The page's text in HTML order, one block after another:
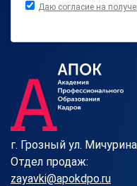
Даю согласие на
г. Грозный ул.
Отдел продаж:
zayavki@apokdpo.ru